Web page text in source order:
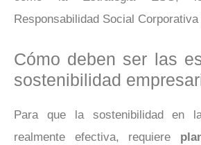
Responsabilidad Social Corporativa
Cómo deben ser las
sostenibilidad
Para que la sostenibilidad en
realmente efectiva, requiere